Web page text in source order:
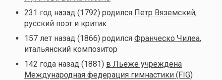
231 год назад (1792) родился Петр Вяземский,
русский поэт и критик
157 лет назад (1866) родился Франческо Чилеа,
итальянский композитор
142 года назад (1881) в Льеже учреждена
Международная федерация гимнастики (FIG)